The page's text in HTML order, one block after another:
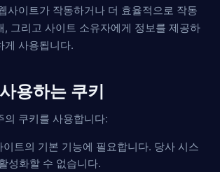
사이트가 작동하거나 더 효율적으로 작동
, 그리고 사이트 소유자에게 정보를 제공하
게 사용됩니다.
용하는 쿠키
의 쿠키를 사용합니다:
이트의 기본 기능에 필요합니다. 당사 시스
성화할 수 없습니다.